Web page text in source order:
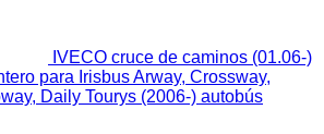
IVECO cruce de caminos (01.06-)
para Irisbus Arway, Crossway,
Daily Tourys (2006-) autobús